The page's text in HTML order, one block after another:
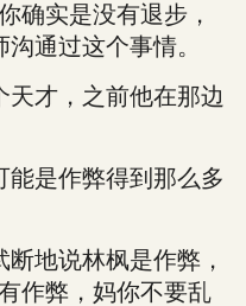
实是没有退步，
通过这个事情。
才，之前他在那边
是作弊得到那么多
地说林枫是作弊，
作弊，妈你不要乱